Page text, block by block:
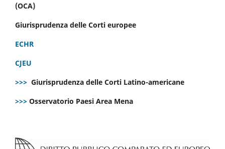
(OCA)
Giurisprudenza delle Corti europee
ECHR
CJEU
>>> Giurisprudenza delle Corti Latino-americane
>>> Osservatorio Paesi Area Mena